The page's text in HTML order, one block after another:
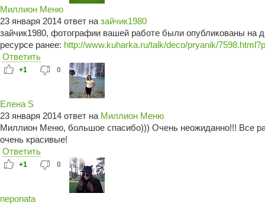
Миллион Меню
23 января 2014 ответ на зайчик1980
зайчик1980, фотографии вашей работе были опубликованы на
ресурсе ранее: http://www.kuharka.ru/talk/deco/pryanik/
Ответить
+1 0
Елена S
23 января 2014 ответ на Миллион Меню
Миллион Меню, большое спасибо))) Очень неожиданно!!! Все
очень красивые!
Ответить
+1 0
neponata